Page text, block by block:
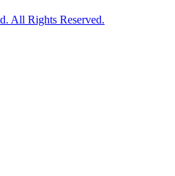
All Rights Reserved.